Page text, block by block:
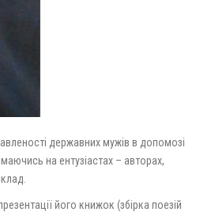
державних мужів в допомозі
на ентузіастах – авторах,
його книжок (збірка поезій